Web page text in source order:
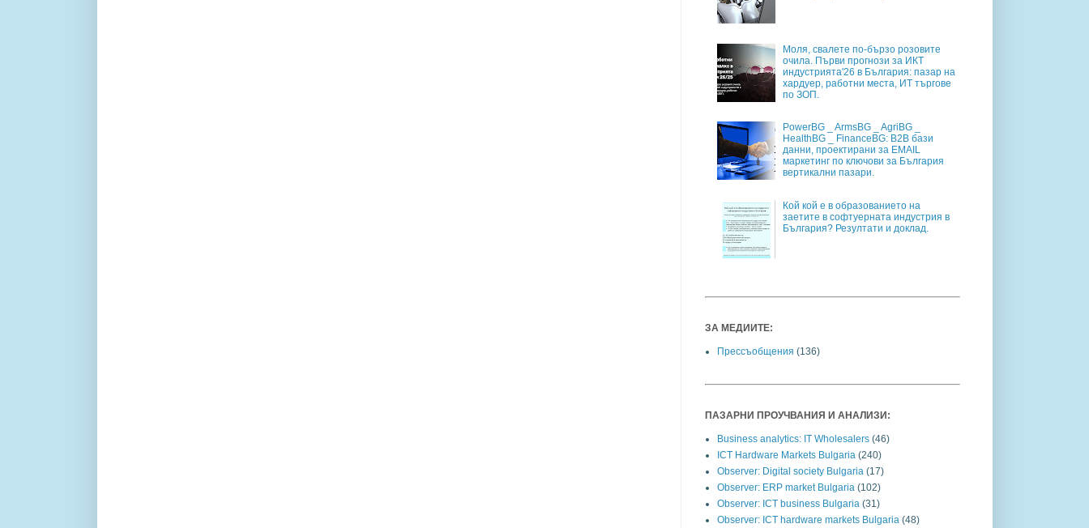
Моля, свалете по-бързо розовите
очила. Първи прогнози за ИКТ
индустрията'26 в България: пазар на
хардуер, работни места, ИТ търгове
по ЗОП.
PowerBG _ ArmsBG _ AgriBG _
HealthBG _ FinanceBG: B2B бази
данни, проектирани за EMAIL
маркетинг по ключови за България
вертикални пазари.
Кой кой е в образованието на
заетите в софтуерната индустрия в
България? Резултати и доклад.
ЗА МЕДИИТЕ:
Прессъобщения (136)
ПАЗАРНИ ПРОУЧВАНИЯ И АНАЛИЗИ:
Business analytics: IT Wholesalers (46)
ICT Hardware Markets Bulgaria (240)
Observer: Digital society Bulgaria (17)
Observer: ERP market Bulgaria (102)
Observer: ICT business Bulgaria (31)
Observer: ICT hardware markets Bulgaria (48)